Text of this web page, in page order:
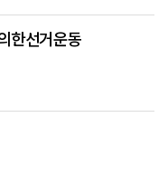
한선거운동